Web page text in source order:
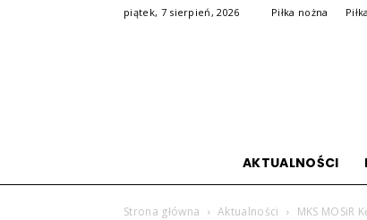
piątek, 7 sierpień, 2026 Piłka nożna
AKTUALNOŚCI
Strona główna Aktualności MKS